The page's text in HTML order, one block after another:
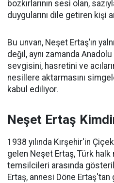
bozkırlarının sesi olan,
duygularını dile getiren kişi
Bu unvan, Neşet Ertaş’ın
değil, aynı zamanda Anadolu
sevgisini, hasretini ve
nesillere aktarmasını
kabul ediliyor.
Neşet Ertaş
1938 yılında Kırşehir'in
gelen Neşet Ertaş, Türk
temsilcileri arasında
Ertaş, annesi Döne